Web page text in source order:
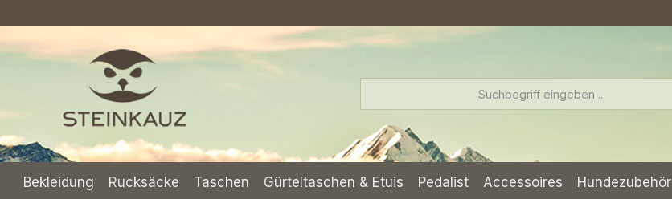
Bekleidung Rucksäcke Taschen Gürteltaschen & Etuis Pedalist Accessoires Hundezubehör